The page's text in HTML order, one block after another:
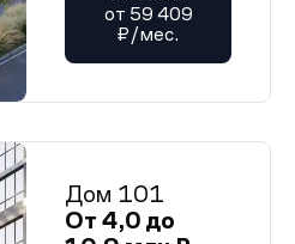
от 59 409
₽/мес.
Дом 101
От 4,0 до